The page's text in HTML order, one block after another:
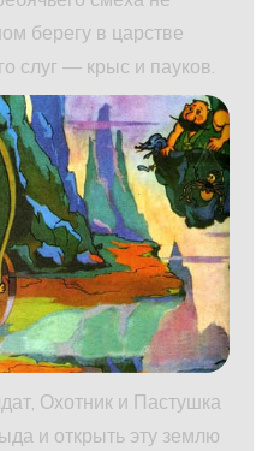
берегу в царстве
слуг — крыс и пауков.
Охотник и Пастушка
и открыть эту землю